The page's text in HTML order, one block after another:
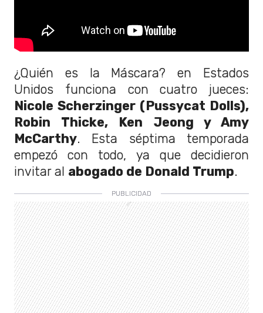
¿Quién es la Máscara? en Estados
Unidos funciona con cuatro jueces:
Nicole Scherzinger (Pussycat Dolls),
Robin Thicke, Ken Jeong y Amy
McCarthy. Esta séptima temporada
empezó con todo, ya que decidieron
invitar al abogado de Donald Trump.